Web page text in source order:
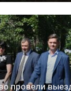
провели